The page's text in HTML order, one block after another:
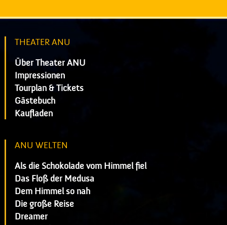
THEATER ANU
Über Theater ANU
Impressionen
Tourplan & Tickets
Gästebuch
Kaufladen
ANU WELTEN
Als die Schokolade vom Himmel fiel
Das Floß der Medusa
Dem Himmel so nah
Die große Reise
Dreamer